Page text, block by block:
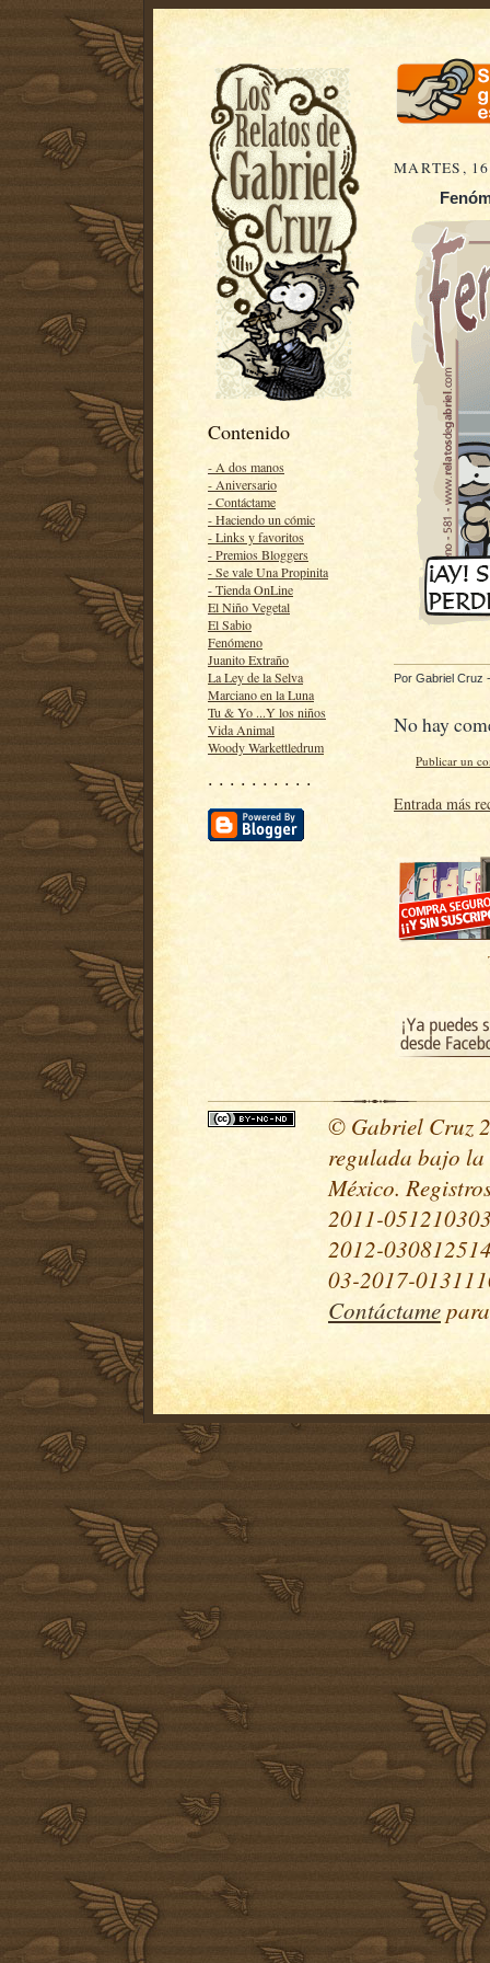
Contenido
- A dos manos
- Aniversario
- Contáctame
- Haciendo un cómic
- Links y favoritos
- Premios Bloggers
- Se vale Una Propinita
- Tienda OnLine
El Niño Vegetal
El Sabio
Fenómeno
Juanito Extraño
La Ley de la Selva
Marciano en la Luna
Tu & Yo ...Y los niños
Vida Animal
Woody Warkettledrum
· · · · · · · · · ·
MARTES,
Por Gabriel Cruz
No hay
Publicar un
Entrada más
© Gabriel Cruz
regulada bajo la
México.
2011-
2012-
03-2017-
Contáctame